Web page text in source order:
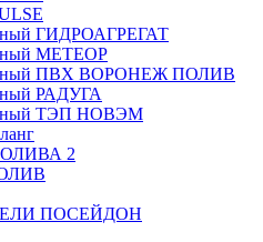
ГИДРОАГРЕГАТ
МЕТЕОР
ПВХ ВОРОНЕЖ ПОЛИВ
РАДУГА
ТЭП НОВЭМ
2
ПОСЕЙДОН